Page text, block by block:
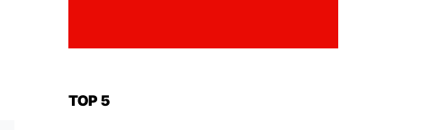
TOP 5